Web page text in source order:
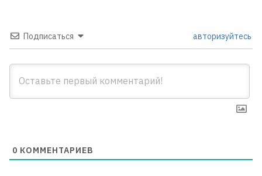
Подписаться авторизуйтесь
0 КОММЕНТАРИЕВ